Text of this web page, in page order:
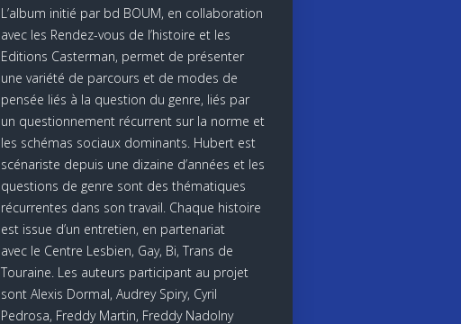
L’album initié par bd BOUM, en collaboration
avec les Rendez-vous de l’histoire et les
Editions Casterman, permet de présenter
une variété de parcours et de modes de
pensée liés à la question du genre, liés par
un questionnement récurrent sur la norme et
les schémas sociaux dominants. Hubert est
scénariste depuis une dizaine d’années et les
questions de genre sont des thématiques
récurrentes dans son travail. Chaque histoire
est issue d’un entretien, en partenariat
avec le Centre Lesbien, Gay, Bi, Trans de
Touraine. Les auteurs participant au projet
sont Alexis Dormal, Audrey Spiry, Cyril
Pedrosa, Freddy Martin, Freddy Nadolny